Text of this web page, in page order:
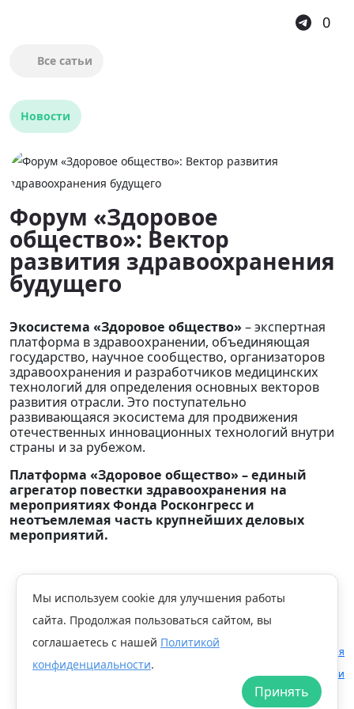
0
Все сатьи
Новости
Форум «Здоровое
общество»: Вектор
развития здравоохранения
будущего
Экосистема «Здоровое общество»– экспертная
платформа в здравоохранении, объединяющая
государство, научное сообщество, организаторов
здравоохранения и разработчиков медицинских
технологий для определения основных векторов
развития отрасли. Это поступательно
развивающаяся экосистема для продвижения
отечественных инновационных технологий внутри
страны и за рубежом.
Платформа «Здоровое общество» – единый
агрегатор повестки здравоохранения на
мероприятиях Фонда Росконгресс и
неотъемлемая часть крупнейших деловых
мероприятий.
Мы используем cookie для улучшения работы
сайта. Продолжая пользоваться сайтом, вы
соглашаетесь с нашей Политикой
конфиденциальности.
Принять
Главная Публикации Новости
Форум «Здоровое общество»: Вектор развития здравоохранения будущего
Telegram
Правовая информация
Политика конфиденциальности